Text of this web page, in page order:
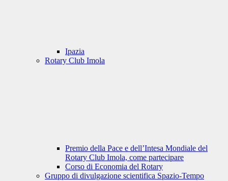
Ipazia
Rotary Club Imola
Premio della Pace e dell’Intesa Mondiale del
Rotary Club Imola, come partecipare
Corso di Economia del Rotary
Gruppo di divulgazione scientifica Spazio-Tempo